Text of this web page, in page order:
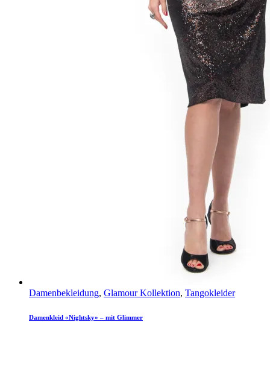
Damenbekleidung, Glamour Kollektion, Tangokleider
Damenkleid «Nightsky» – mit Glimmer